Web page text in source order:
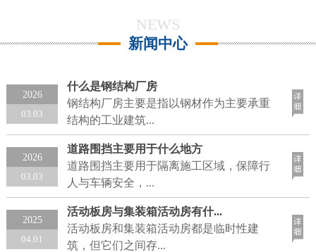
NEWS
新闻中心
2026
03.03
什么是钢结构厂房
钢结构厂房主要是指以钢材作为主要承重
结构的工业建筑...
2026
03.03
道路围挡主要用于什么地方
道路围挡主要用于隔离施工区域，保障行
人与车辆安全，...
2025
04.01
活动板房与集装箱活动房有什...
活动板房和集装箱活动房都是临时性建
筑，但它们之间存...